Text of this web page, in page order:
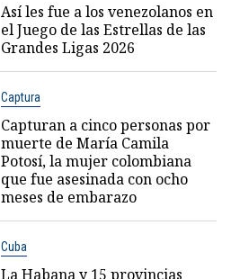
Así les fue a los venezolanos en
el Juego de las Estrellas de las
Grandes Ligas 2026
Captura
Capturan a cinco personas por
muerte de María Camila
Potosí, la mujer colombiana
que fue asesinada con ocho
meses de embarazo
Cuba
La Habana y 15 provincias